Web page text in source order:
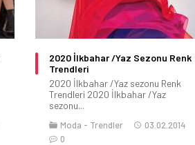
2020 İlkbahar /Yaz Sezonu Renk
Trendleri
2020 İlkbahar /Yaz sezonu Renk
Trendleri 2020 İlkbahar /Yaz
sezonu...
Moda Trendler
03.02.2014
0